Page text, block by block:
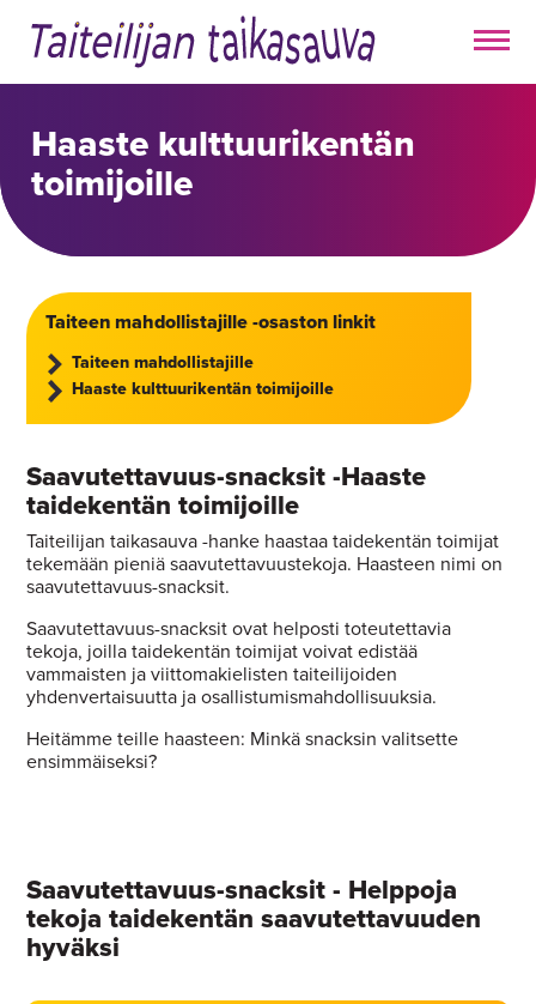
Haaste kulttuurikentän
toimijoille
Taiteen mahdollistajille -osaston linkit
Taiteen mahdollistajille
Haaste kulttuurikentän toimijoille
Saavutettavuus-snacksit -Haaste
taidekentän toimijoille
Taiteilijan taikasauva -hanke haastaa taidekentän toimijat
tekemään pieniä saavutettavuustekoja. Haasteen nimi on
saavutettavuus-snacksit.
Saavutettavuus-snacksit ovat helposti toteutettavia
tekoja, joilla taidekentän toimijat voivat edistää
vammaisten ja viittomakielisten taiteilijoiden
yhdenvertaisuutta ja osallistumismahdollisuuksia.
Heitämme teille haasteen: Minkä snacksin valitsette
ensimmäiseksi?
Saavutettavuus-snacksit - Helppoja
tekoja taidekentän saavutettavuuden
hyväksi